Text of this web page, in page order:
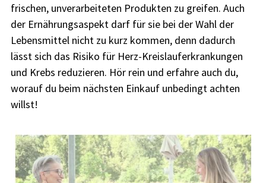
frischen, unverarbeiteten Produkten zu greifen. Auch
der Ernährungsaspekt darf für sie bei der Wahl der
Lebensmittel nicht zu kurz kommen, denn dadurch
lässt sich das Risiko für Herz-Kreislauferkrankungen
und Krebs reduzieren. Hör rein und erfahre auch du,
worauf du beim nächsten Einkauf unbedingt achten
willst!